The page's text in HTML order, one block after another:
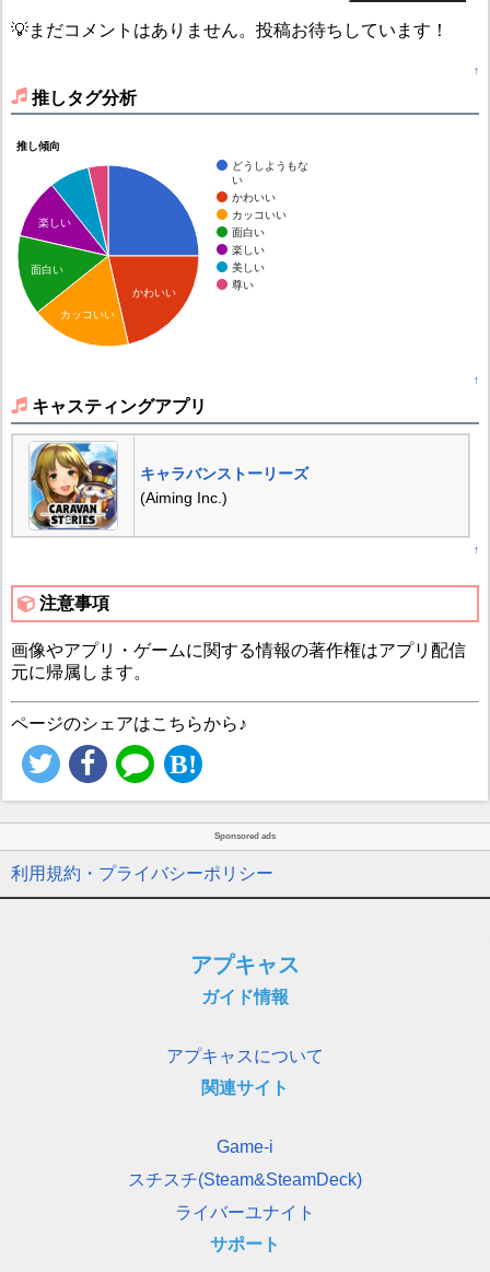
💡まだコメントはありません。投稿お待ちしています！
↑
推しタグ分析
推し傾向
どうしようもな
い
かわいい
カッコいい
面白い
楽しい
美しい
尊い
かわいい
楽しい
面白い
カッコいい
↑
キャスティングアプリ
キャラバンストーリーズ
(Aiming Inc.)
↑
注意事項
画像やアプリ・ゲームに関する情報の著作権はアプリ配信
元に帰属します。
ページのシェアはこちらから♪
Sponsored ads
利用規約・プライバシーポリシー
アプキャス
ガイド情報
アプキャスについて
関連サイト
Game-i
スチスチ(Steam&SteamDeck)
ライバーユナイト
サポート